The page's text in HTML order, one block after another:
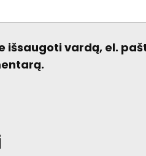
išsaugoti vardą, el.